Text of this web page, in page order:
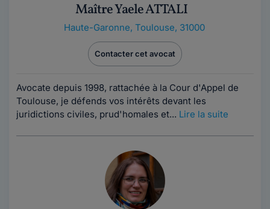
Maître Yaele ATTALI
Haute-Garonne, Toulouse, 31000
Contacter cet avocat
Avocate depuis 1998, rattachée à la Cour d'Appel de
Toulouse, je défends vos intérêts devant les
juridictions civiles, prud'homales et... Lire la suite